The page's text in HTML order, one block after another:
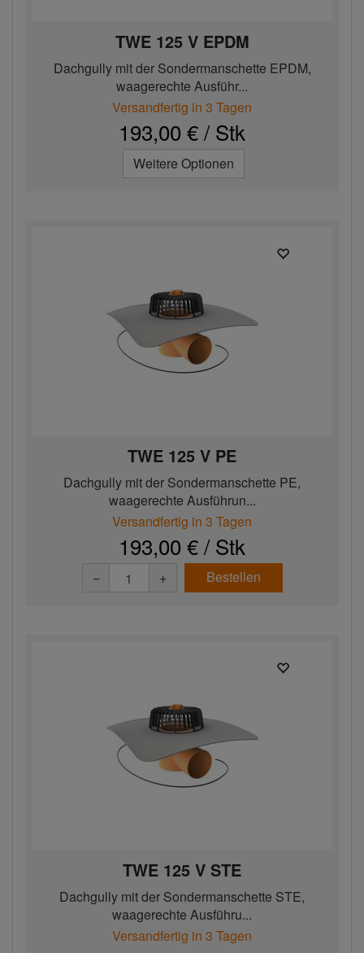
TWE 125 V EPDM
Dachgully mit der Sondermanschette EPDM,
waagerechte Ausführ...
Versandfertig in 3 Tagen
193,00 € / Stk
Weitere Optionen
TWE 125 V PE
Dachgully mit der Sondermanschette PE,
waagerechte Ausführun...
Versandfertig in 3 Tagen
193,00 € / Stk
− + Bestellen
TWE 125 V STE
Dachgully mit der Sondermanschette STE,
waagerechte Ausführu...
Versandfertig in 3 Tagen